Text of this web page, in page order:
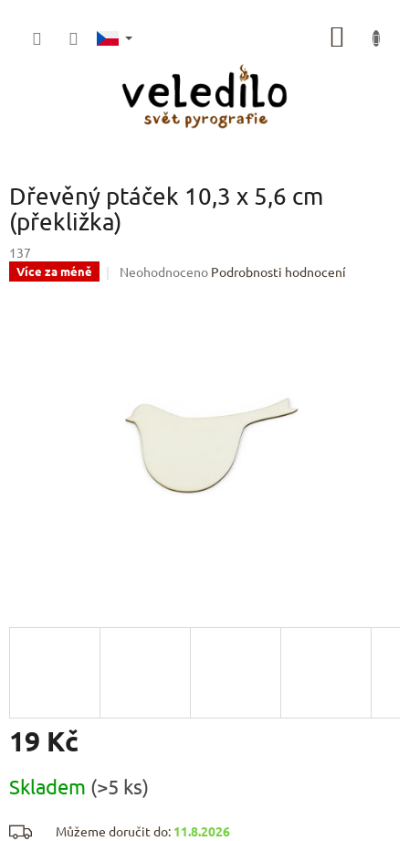
Dřevěný ptáček 10,3 x 5,6 cm
(překližka)
137
Více za méně
Průměrné
Neohodnoceno Podrobnosti hodnocení
19 Kč
cena:
Skladem (>5 ks)
Můžeme doručit do: 11.8.2026